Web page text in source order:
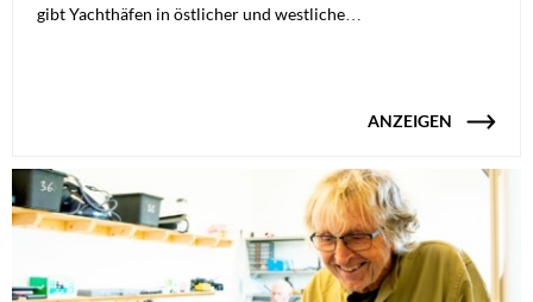
gibt Yachthäfen in östlicher und westliche…
ANZEIGEN